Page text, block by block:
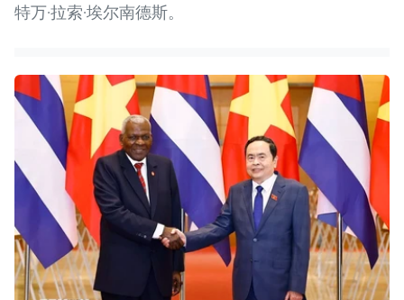
特万·拉索·埃尔南德斯。